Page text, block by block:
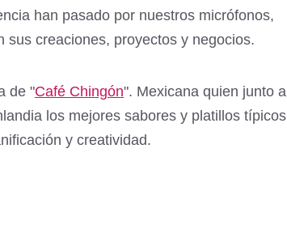
han pasado por nuestros micrófonos,
sus creaciones, proyectos y negocios.
de "Café Chingón". Mexicana quien junto a
los mejores sabores y platillos típicos
y creatividad.